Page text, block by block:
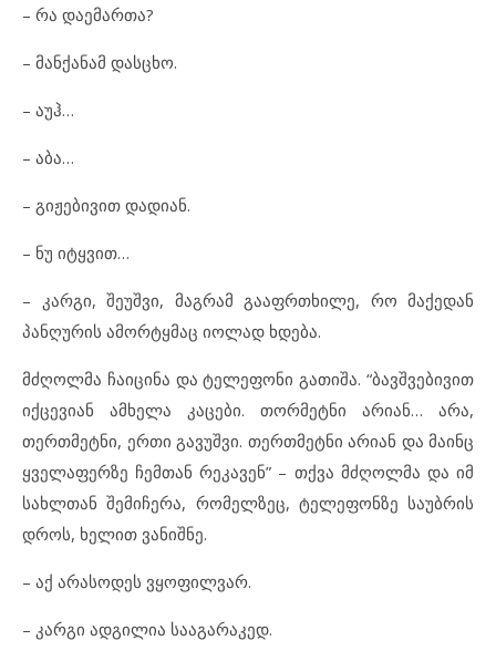
– რა დაემართა?
– მანქანამ დასცხო.
– აუჰ…
– აბა…
– გიჟებივით დადიან.
– ნუ იტყვით…
– კარგი, შეუშვი, მაგრამ გააფრთხილე, რო მაქედან
პანღურის ამორტყმაც იოლად ხდება.
მძღოლმა ჩაიცინა და ტელეფონი გათიშა. “ბავშვებივით
იქცევიან ამხელა კაცები. თორმეტნი არიან… არა,
თერთმეტნი, ერთი გავუშვი. თერთმეტნი არიან და მაინც
ყველაფერზე ჩემთან რეკავენ” – თქვა მძღოლმა და იმ
სახლთან შემიჩერა, რომელზეც, ტელეფონზე საუბრის
დროს, ხელით ვანიშნე.
– აქ არასოდეს ვყოფილვარ.
– კარგი ადგილია სააგარაკედ.